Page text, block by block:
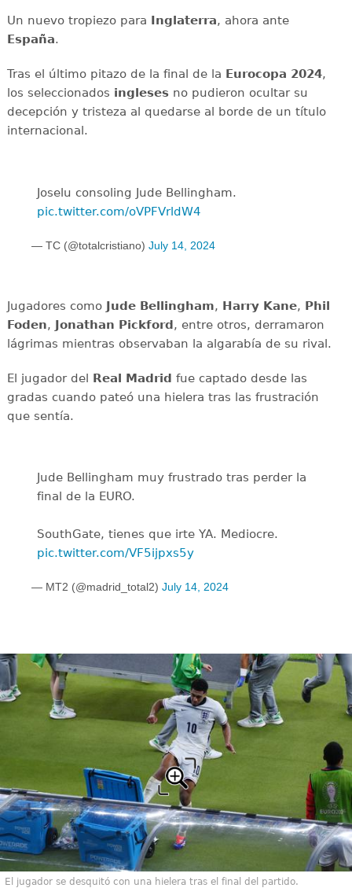
Un nuevo tropiezo para Inglaterra, ahora ante
España.
Tras el último pitazo de la final de la Eurocopa 2024,
los seleccionados inglesesno pudieron ocultar su
decepción y tristeza al quedarse al borde de un título
internacional.
Joselu consoling Jude Bellingham.
pic.twitter.com/oVPFVrldW4
— TC (@totalcristiano) July 14, 2024
Jugadores como Jude Bellingham, Harry Kane, Phil
Foden, Jonathan Pickford, entre otros, derramaron
lágrimas mientras observaban la algarabía de su rival.
El jugador del Real Madrid fue captado desde las
gradas cuando pateó una hielera tras las frustración
que sentía.
Jude Bellingham muy frustrado tras perder la
final de la EURO.
SouthGate, tienes que irte YA. Mediocre.
pic.twitter.com/VF5ijpxs5y
— MT2 (@madrid_total2) July 14, 2024
El jugador se desquitó con una hielera tras el final del partido.